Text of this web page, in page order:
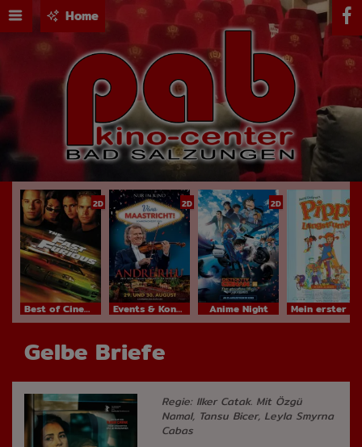
Home
2D
Best of Cinema
2D
Events & Konzerte
2D
Anime Night
Gelbe Briefe
Regie: Ilker Catak. Mit Özgü
Namal, Tansu Bicer, Leyla Smyrna
Cabas